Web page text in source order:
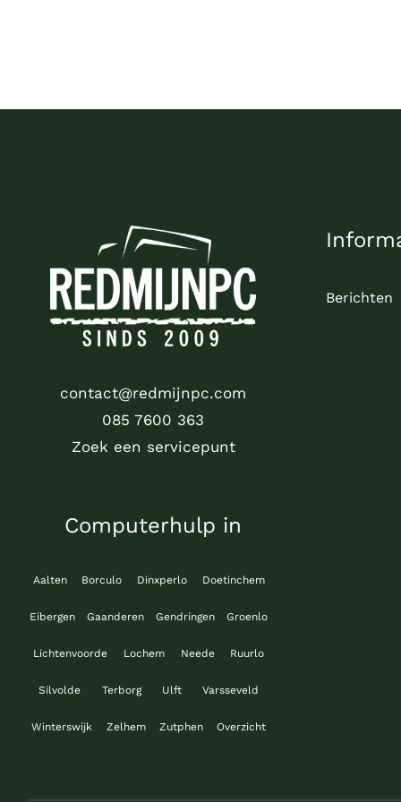
contact@redmijnpc.com
085 7600 363
Zoek een servicepunt
Computerhulp in
Aalten Borculo Dinxperlo Doetinchem
Eibergen Gaanderen Gendringen Groenlo
Lichtenvoorde Lochem Neede Ruurlo
Silvolde Terborg Ulft Varsseveld
Winterswijk Zelhem Zutphen Overzicht
Berichten